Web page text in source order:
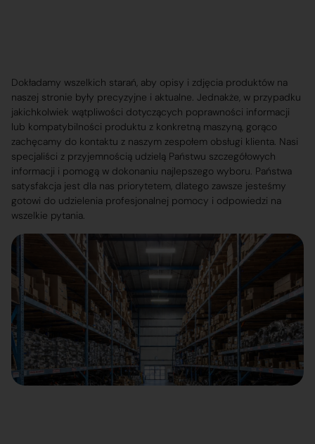
Dokładamy wszelkich starań, aby opisy i zdjęcia produktów na
naszej stronie były precyzyjne i aktualne. Jednakże, w przypadku
jakichkolwiek wątpliwości dotyczących poprawności informacji
lub kompatybilności produktu z konkretną maszyną, gorąco
zachęcamy do kontaktu z naszym zespołem obsługi klienta. Nasi
specjaliści z przyjemnością udzielą Państwu szczegółowych
informacji i pomogą w dokonaniu najlepszego wyboru. Państwa
satysfakcja jest dla nas priorytetem, dlatego zawsze jesteśmy
gotowi do udzielenia profesjonalnej pomocy i odpowiedzi na
wszelkie pytania.